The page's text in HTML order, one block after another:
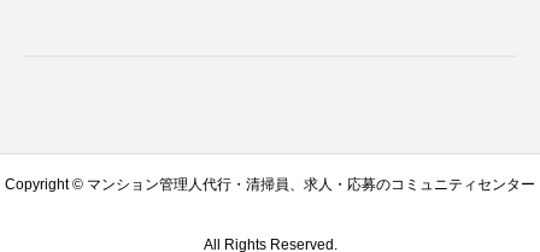
Copyright © マンション管理人代行・清掃員、求人・応募のコミュニティセンター
All Rights Reserved.